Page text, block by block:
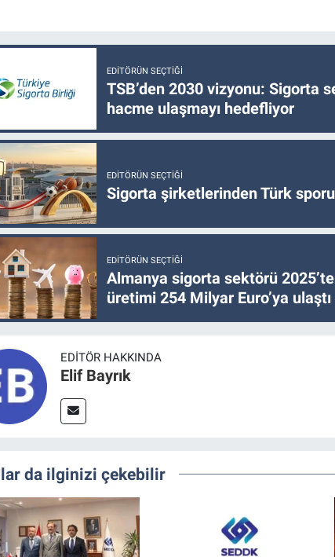
EDITÖRÜN SEÇTIĞI
TSB’den 2030 vizyonu: Sigorta
hacme ulaşmayı hedefliyor
EDITÖRÜN SEÇTIĞI
Sigorta şirketlerinden Türk
EDITÖRÜN SEÇTIĞI
Almanya sigorta sektörü
üretimi 254 Milyar Euro’ya ulaştı
EDITÖR HAKKINDA
Elif Bayrık
da ilginizi çekebilir